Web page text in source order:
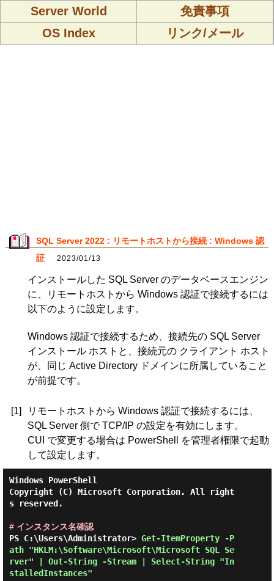
Server World
免責事項
OS Index
リンク/メール
SQL Server 2022 : リモートホストから接続 : Windows 認
証
2023/01/13
インストールした SQL Server のデータベースエンジン
に、リモートホストから Windows 認証で接続するには
以下のように設定します。
Windows 認証で接続するため、接続先の SQL Server
インストール ホストと、接続元の クライアント ホスト
が、同じ Active Directory ドメインに所属していること
が前提です。
[1]
リモートホストから Windows 認証で接続するには、
SQL Server 側で TCP/IP の設定を有効にします。
CUI で変更する場合は PowerShell を管理者権限で起動
して設定します。
Windows PowerShell
Copyright (C) Microsoft Corporation. All right
s reserved.
# インスタンス名確認
PS C:\Users\Administrator> Get-ItemProperty -P
ath "HKLM:\Software\Microsoft\Microsoft SQL Se
rver" | Out-String -Stream | Select-String "In
stalledInstances"